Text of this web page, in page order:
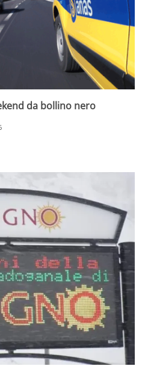
da bollino nero